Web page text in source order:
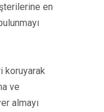
en
koruyarak
ve
almayı